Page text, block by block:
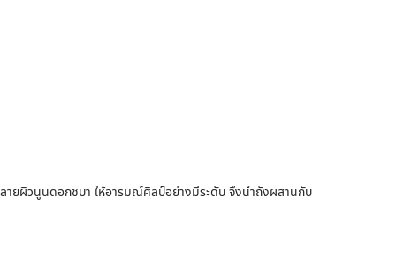
ยผิวนูนดอกชบา ให้อารมณ์ศิลป์อย่างมีระดับ จึงนำถังผสานกับ